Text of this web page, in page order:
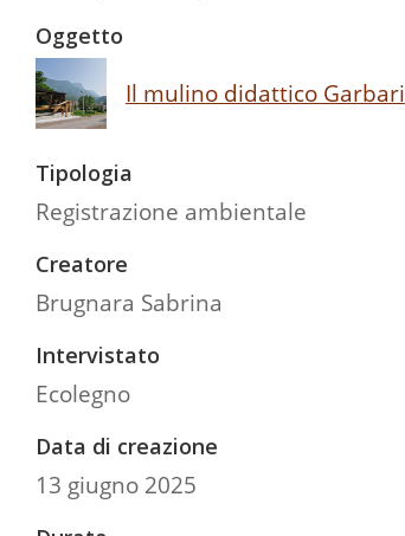
Oggetto
Il mulino didattico Garbari
Tipologia
Registrazione ambientale
Creatore
Brugnara Sabrina
Intervistato
Ecolegno
Data di creazione
13 giugno 2025